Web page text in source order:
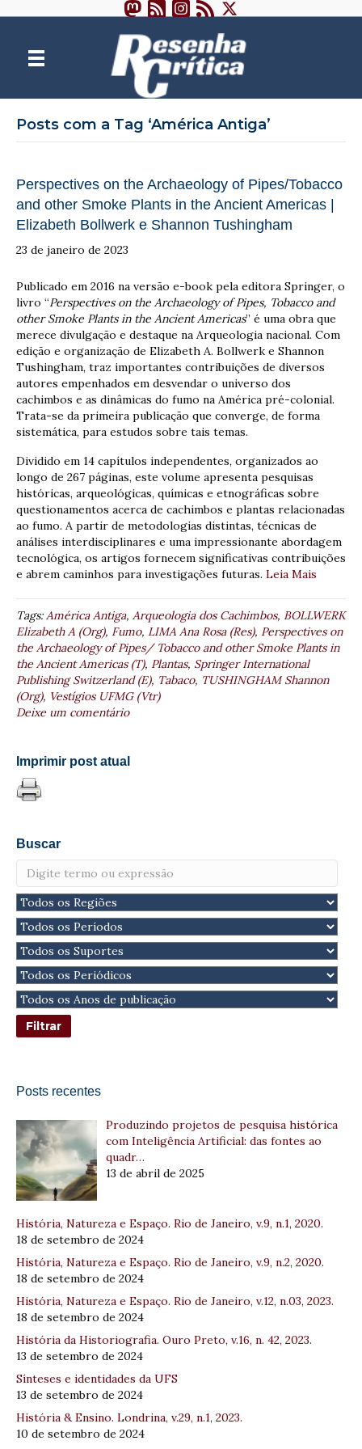
Posts com a Tag ‘América Antiga’
Perspectives on the Archaeology of Pipes/Tobacco
and other Smoke Plants in the Ancient Americas |
Elizabeth Bollwerk e Shannon Tushingham
23 de janeiro de 2023
Publicado em 2016 na versão e-book pela editora Springer, o
livro “Perspectives on the Archaeology of Pipes, Tobacco and
other Smoke Plants in the Ancient Americas” é uma obra que
merece divulgação e destaque na Arqueologia nacional. Com
edição e organização de Elizabeth A. Bollwerk e Shannon
Tushingham, traz importantes contribuições de diversos
autores empenhados em desvendar o universo dos
cachimbos e as dinâmicas do fumo na América pré-colonial.
Trata-se da primeira publicação que converge, de forma
sistemática, para estudos sobre tais temas.
Dividido em 14 capítulos independentes, organizados ao
longo de 267 páginas, este volume apresenta pesquisas
históricas, arqueológicas, químicas e etnográficas sobre
questionamentos acerca de cachimbos e plantas relacionadas
ao fumo. A partir de metodologias distintas, técnicas de
análises interdisciplinares e uma impressionante abordagem
tecnológica, os artigos fornecem significativas contribuições
e abrem caminhos para investigações futuras. Leia Mais
Tags:América Antiga, Arqueologia dos Cachimbos, BOLLWERK
Elizabeth A (Org), Fumo, LIMA Ana Rosa (Res), Perspectives on
the Archaeology of Pipes/ Tobacco and other Smoke Plants in
the Ancient Americas (T), Plantas, Springer International
Publishing Switzerland (E), Tabaco, TUSHINGHAM Shannon
(Org), Vestígios UFMG (Vtr)
Deixe um comentário
Imprimir post atual
Buscar
Posts recentes
Produzindo projetos de pesquisa histórica
com Inteligência Artificial: das fontes ao
quadr…
13 de abril de 2025
História, Natureza e Espaço. Rio de Janeiro, v.9, n.1, 2020.
18 de setembro de 2024
História, Natureza e Espaço. Rio de Janeiro, v.9, n.2, 2020.
18 de setembro de 2024
História, Natureza e Espaço. Rio de Janeiro, v.12, n.03, 2023.
18 de setembro de 2024
História da Historiografia. Ouro Preto, v.16, n. 42, 2023.
13 de setembro de 2024
Sínteses e identidades da UFS
13 de setembro de 2024
História & Ensino. Londrina, v.29, n.1, 2023.
10 de setembro de 2024